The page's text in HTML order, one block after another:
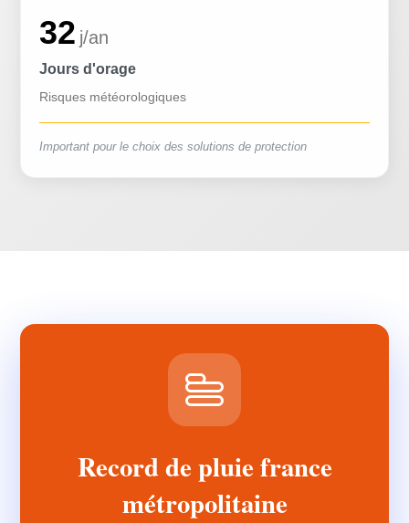
32 j/an
Jours d'orage
Risques météorologiques
Important pour le choix des solutions de protection
Record de pluie france
métropolitaine